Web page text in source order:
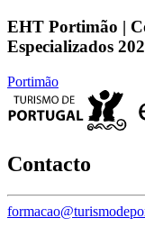
EHT Portimão |
Especializados
Portimão
Contacto